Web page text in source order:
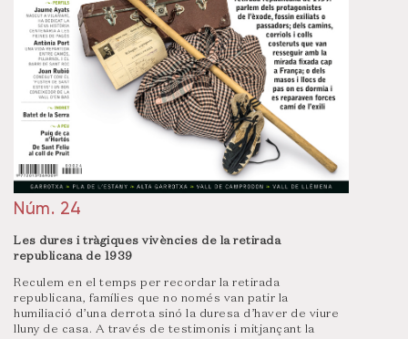
Núm. 24
Les dures i tràgiques vivències de la retirada
republicana de 1939
Reculem en el temps per recordar la retirada
republicana, famílies que no només van patir la
humiliació d’una derrota sinó la duresa d’haver de viure
lluny de casa. A través de testimonis i mitjançant la